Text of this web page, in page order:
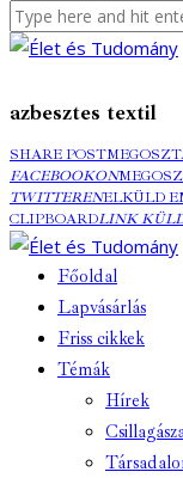
azbesztes textil
SHARE POST
FACEBOOKON
TWITTERENELKÜLD
CLIPBOARDLINK
Főoldal
Lapvásárlás
Friss cikkek
Témák
Hírek